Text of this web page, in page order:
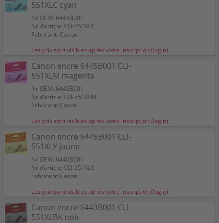
551XLC cyan
Nr OEM: 6444B001
Nr d’article: CLI-551XLC
Fabricant: Canon
Les prix sont visibles après votre inscription (login).
Canon encre 6445B001 CLI-
551XLM magenta
Nr OEM: 6445B001
Nr d’article: CLI-551XLM
Fabricant: Canon
Les prix sont visibles après votre inscription (login).
Canon encre 6446B001 CLI-
551XLY jaune
Nr OEM: 6446B001
Nr d’article: CLI-551XLY
Fabricant: Canon
Les prix sont visibles après votre inscription (login).
Canon encre 6443B001 CLI-
551XLBK noir